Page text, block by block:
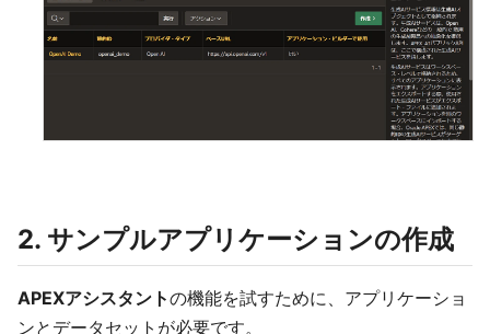
2. サンプルアプリケーションの作成
APEXアシスタントの機能を試すために、アプリケーショ
ンとデータセットが必要です。